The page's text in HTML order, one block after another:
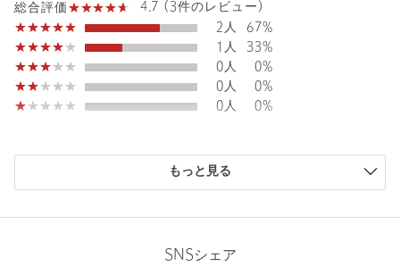
注文キャンセル 対象商品
返品 対象商品
カテゴリー バッグ | ショルダーバッグ
サイズ FREE
素材
総合評価
4.7 (3件のレビュー)
2人
67%
1人
33%
0人
0%
0人
0%
0人
0%
ニックネーム： あくび
もっと見る
SNSシェア